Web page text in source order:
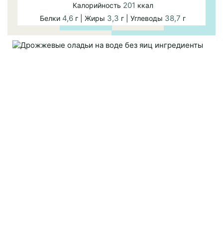
Калорийность 201 ккал
Белки 4,6 г | Жиры 3,3 г | Углеводы 38,7 г